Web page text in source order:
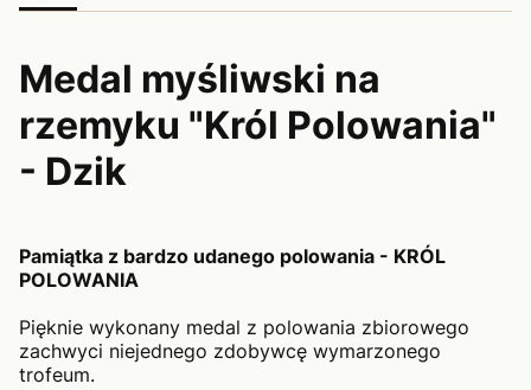
Medal myśliwski na
rzemyku "Król Polowania"
- Dzik
Pamiątka z bardzo udanego polowania - KRÓL
POLOWANIA
Pięknie wykonany medal z polowania zbiorowego
zachwyci niejednego zdobywcę wymarzonego
trofeum.